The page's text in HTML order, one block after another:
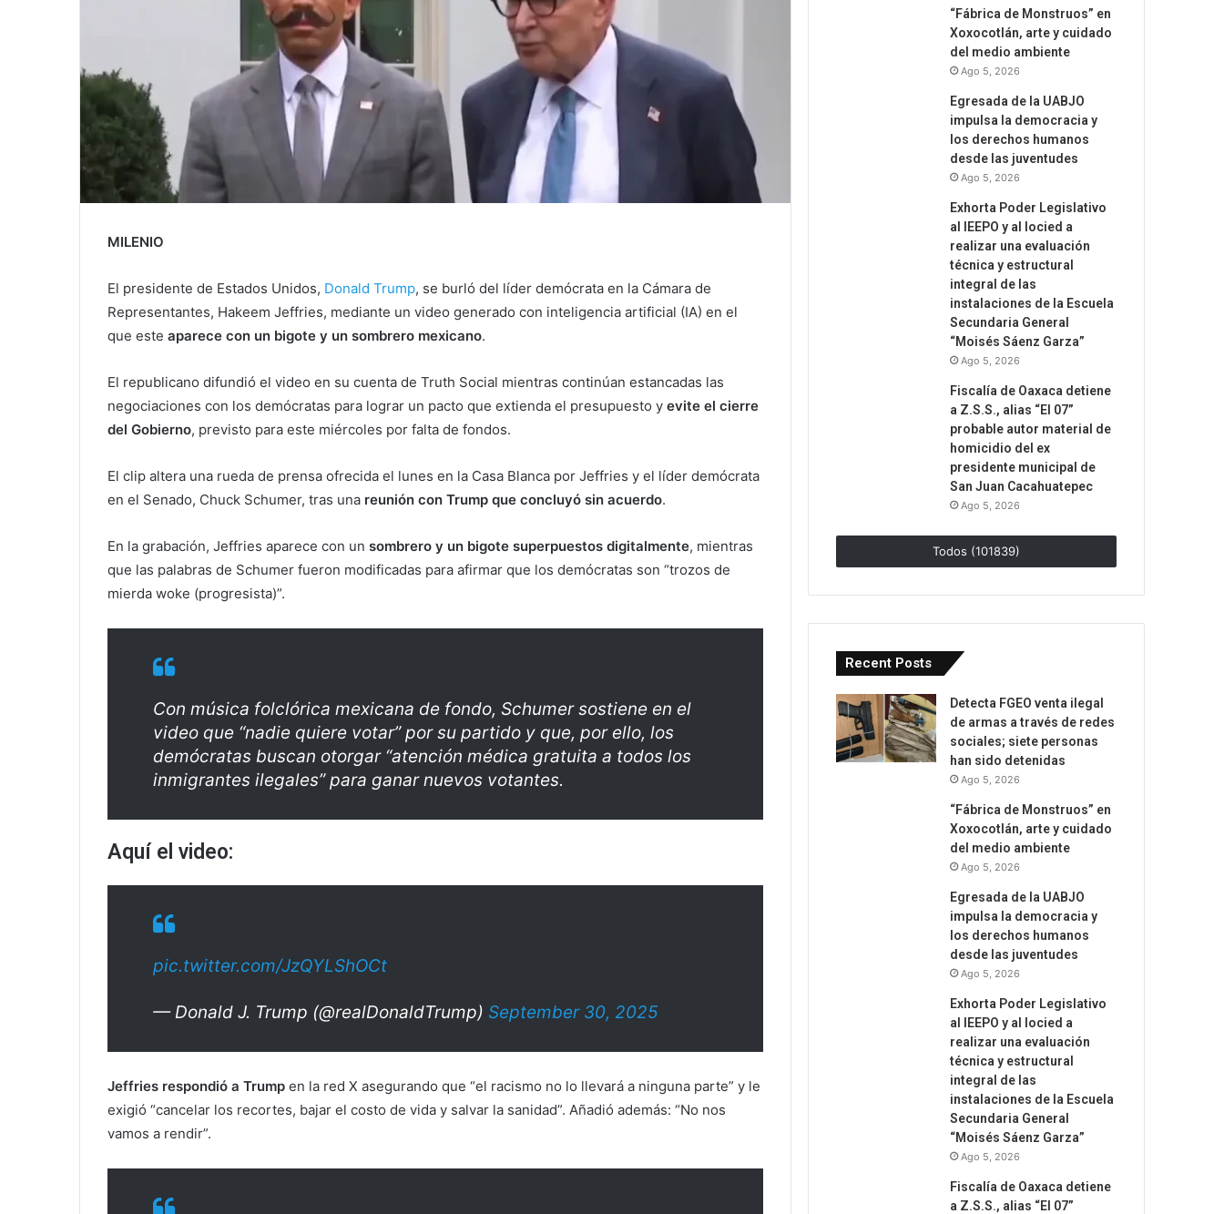
MILENIO
El presidente de Estados Unidos, Donald Trump, se burló del líder demócrata en la Cámara de
Representantes, Hakeem Jeffries, mediante un video generado con inteligencia artificial (IA) en el
que este aparece con un bigote y un sombrero mexicano.
El republicano difundió el video en su cuenta de Truth Social mientras continúan estancadas las
negociaciones con los demócratas para lograr un pacto que extienda el presupuesto y evite el cierre
del Gobierno, previsto para este miércoles por falta de fondos.
El clip altera una rueda de prensa ofrecida el lunes en la Casa Blanca por Jeffries y el líder demócrata
en el Senado, Chuck Schumer, tras una reunión con Trump que concluyó sin acuerdo.
En la grabación, Jeffries aparece con un sombrero y un bigote superpuestos digitalmente, mientras
que las palabras de Schumer fueron modificadas para afirmar que los demócratas son “trozos de
mierda woke (progresista)”.
Con música folclórica mexicana de fondo, Schumer sostiene en el
video que “nadie quiere votar” por su partido y que, por ello, los
demócratas buscan otorgar “atención médica gratuita a todos los
inmigrantes ilegales” para ganar nuevos votantes.
Aquí el video:
pic.twitter.com/JzQYLShOCt
— Donald J. Trump (@realDonaldTrump) September 30, 2025
Jeffries respondió a Trump en la red X asegurando que “el racismo no lo llevará a ninguna parte” y le
exigió “cancelar los recortes, bajar el costo de vida y salvar la sanidad”. Añadió además: “No nos
vamos a rendir”.
“Fábrica de Monstruos” en
Xoxocotlán, arte y cuidado
del medio ambiente
Ago 5, 2026
Egresada de la UABJO
impulsa la democracia y
los derechos humanos
desde las juventudes
Ago 5, 2026
Exhorta Poder Legislativo
al IEEPO y al Iocied a
realizar una evaluación
técnica y estructural
integral de las
instalaciones de la Escuela
Secundaria General
“Moisés Sáenz Garza”
Ago 5, 2026
Fiscalía de Oaxaca detiene
a Z.S.S., alias “El 07”
probable autor material de
homicidio del ex
presidente municipal de
San Juan Cacahuatepec
Ago 5, 2026
Todos (101839)
Recent Posts
Detecta FGEO venta ilegal
de armas a través de redes
sociales; siete personas
han sido detenidas
Ago 5, 2026
“Fábrica de Monstruos” en
Xoxocotlán, arte y cuidado
del medio ambiente
Ago 5, 2026
Egresada de la UABJO
impulsa la democracia y
los derechos humanos
desde las juventudes
Ago 5, 2026
Exhorta Poder Legislativo
al IEEPO y al Iocied a
realizar una evaluación
técnica y estructural
integral de las
instalaciones de la Escuela
Secundaria General
“Moisés Sáenz Garza”
Ago 5, 2026
Fiscalía de Oaxaca detiene
a Z.S.S., alias “El 07”